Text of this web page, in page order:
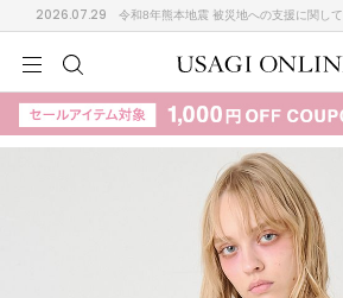
2026.07.29 令和8年熊本地震 被災地への支援に関して
検索
KIDSBABYBEAUTYLIFE STYLE
(710)
KIDSBABYBEAUTYLIFE STYLE
G
M